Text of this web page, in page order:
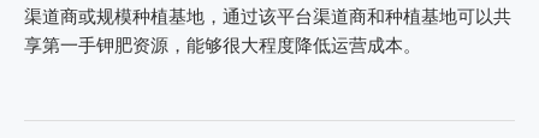
渠道商或规模种植基地，通过该平台渠道商和种植基地可以共
享第一手钾肥资源，能够很大程度降低运营成本。